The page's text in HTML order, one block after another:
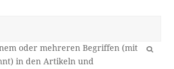
OK